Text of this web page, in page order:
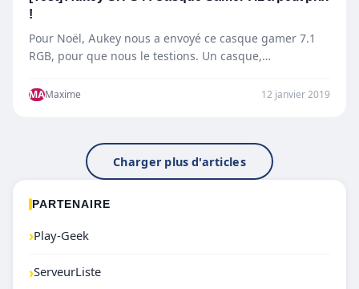
!
Pour Noël, Aukey nous a envoyé ce casque gamer 7.1
RGB, pour que nous le testions. Un casque,…
MAMaxime 12 janvier 2019
Charger plus d'articles
PARTENAIRE
›Play-Geek
›ServeurListe